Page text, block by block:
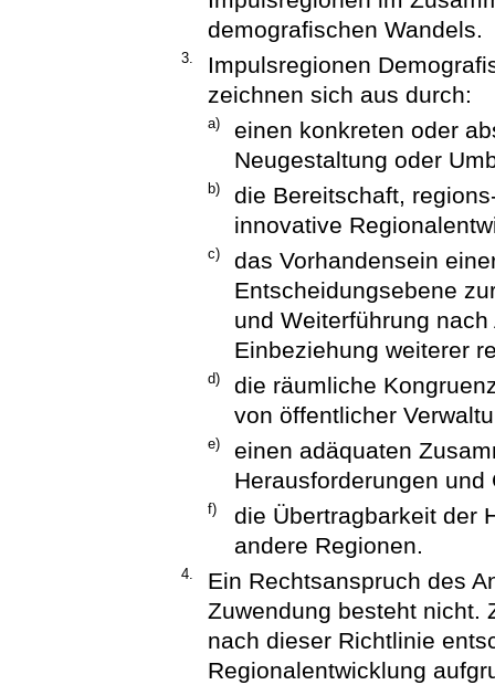
demografischen Wandels.
3.
Impulsregionen
zeichnen sich aus durch:
a)
einen konkreten oder
Neugestaltung oder
b)
die Bereitschaft,
innovative
c)
das Vorhandensein
Entscheidungsebene
und Weiterführung
Einbeziehung weiterer
d)
die räumliche
von öffentlicher
e)
einen adäquaten
Herausforderungen
f)
die Übertragbarkeit der
andere Regionen.
4.
Ein Rechtsanspruch des
Zuwendung besteht nicht.
nach dieser Richtlinie
Regionalentwicklung